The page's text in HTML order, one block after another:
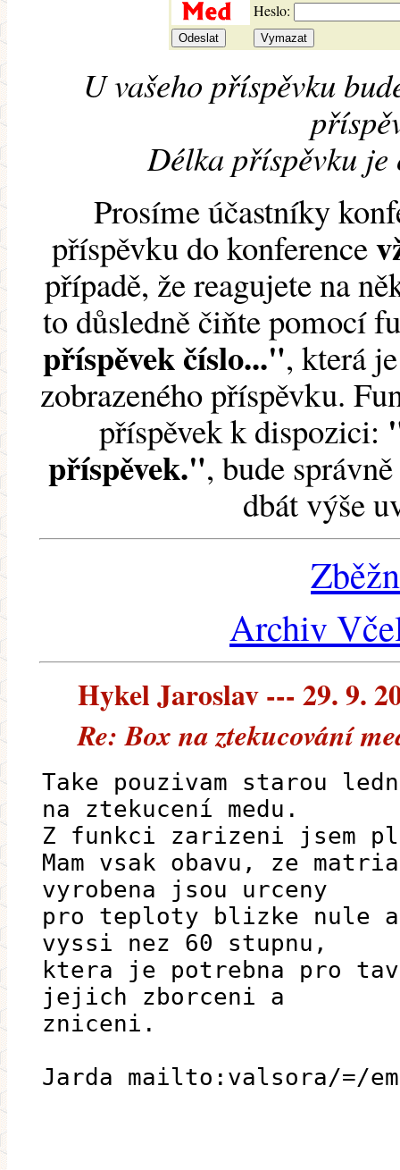
Heslo:
U vašeho příspěvku
Délka příspěvku je
Prosíme účastníky
příspěvku do konference
případě, že reagujete na
to důsledně čiňte pomocí
příspěvek číslo...", která
zobrazeného příspěvku.
příspěvek k dispozici:
příspěvek.", bude
dbát výše
Archiv
Hykel Jaroslav --- 29. 9.
Re: Box na ztekucování
Take pouzivam starou
na ztekucení medu.
Z funkci zarizeni jsem
Mam vsak obavu, ze
vyrobena jsou urceny
pro teploty blizke nule
vyssi nez 60 stupnu,
ktera je potrebna pro
jejich zborceni a
zniceni.
Jarda mailto:valsora/=/